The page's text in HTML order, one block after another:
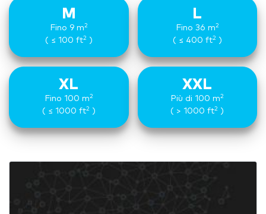
M
Fino 9 m2
( ≤ 100 ft2)
L
Fino 36 m2
( ≤ 400 ft2)
XL
Fino 100 m2
( ≤ 1000 ft2)
XXL
Più di 100 m2
( > 1000 ft2 )